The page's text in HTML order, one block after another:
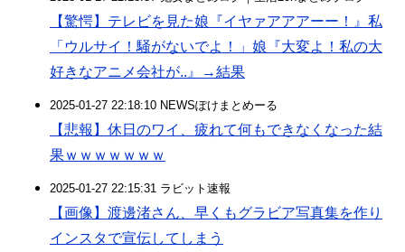
【驚愕】テレビを見た娘『イヤァアアアーー！』私
「ウルサイ！騒がないでよ！」娘『大変よ！私の大
好きなアニメ会社が..』→結果
2025-01-27 22:18:10 NEWSぽけまとめーる
【悲報】休日のワイ、疲れて何もできなくなった結
果ｗｗｗｗｗｗｗ
2025-01-27 22:15:31 ラビット速報
【画像】渡邊渚さん、早くもグラビア写真集を作り
インスタで宣伝してしまう